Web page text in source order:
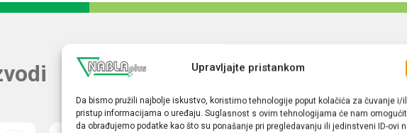
Upravljajte pristankom
Da bismo pružili najbolje iskustvo, koristimo tehnologije poput kolačića za čuvanje i/
pristup informacijama o uređaju. Suglasnost s ovim tehnologijama će nam
da obrađujemo podatke kao što su ponašanje pri pregledavanju ili jedinstveni ID-ovi